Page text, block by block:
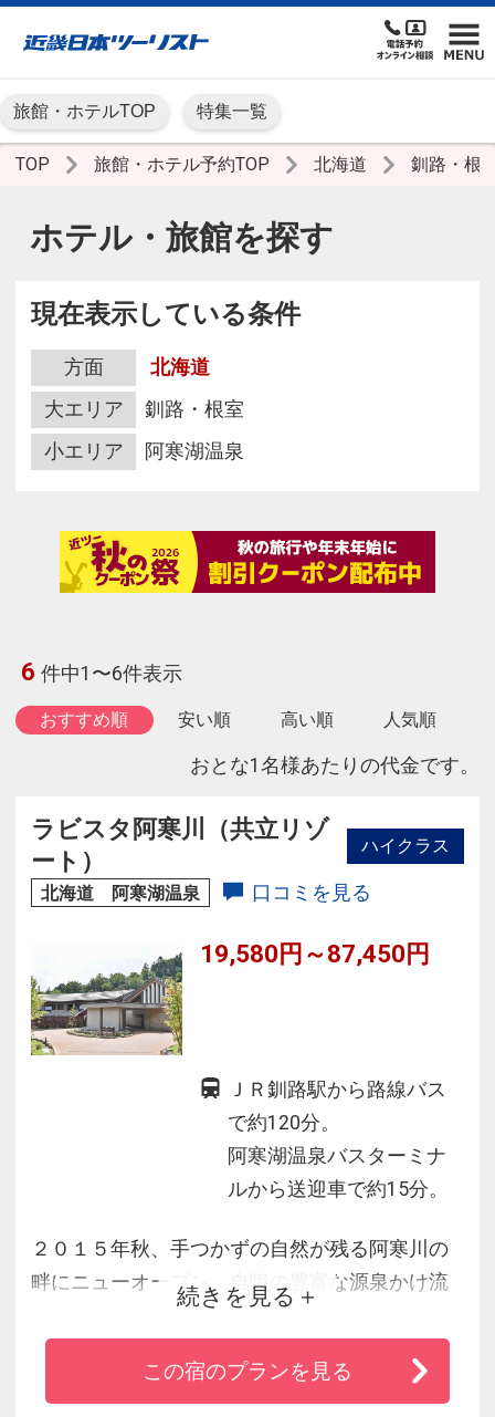
旅館・ホテルTOP 特集一覧
TOP 旅館・ホテル予約TOP 北海道 釧路・根
ホテル・旅館を探す
現在表示している条件
方面
北海道
大エリア
釧路・根室
小エリア
阿寒湖温泉
6 件中1〜6件表示
おすすめ順 安い順 高い順 人気順
おとな1名様あたりの代金です。
ラビスタ阿寒川（共立リゾ
ート）
ハイクラス
北海道 阿寒湖温泉 口コミを見る
19,580円～87,450円
ＪＲ釧路駅から路線バス
で約120分。
阿寒湖温泉バスターミナ
ルから送迎車で約15分。
２０１５年秋、手つかずの自然が残る阿寒川の
畔にニューオープン。自噴の豊富な源泉かけ流
しで湯浴みを愉しみ、夕食は北の大地の恵みを
ふんだんに盛り込んだ会席料理を堪能。
客室はご人数、用途に合わせて選べる各タイプ
続きを見る
この宿のプランを見る